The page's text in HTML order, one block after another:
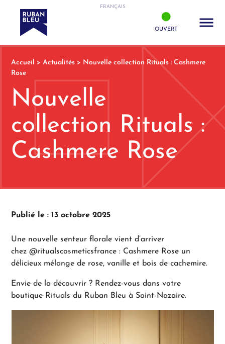
FRANÇAIS
OUVERT
Accueil >Actualités > Nouvelle collection Rituals : Cashmere
Rose
Nouvelle
collection Rituals :
Cashmere Rose
Publié le : 13 octobre 2025
Une nouvelle senteur florale vient d’arriver
chez@ritualscosmeticsfrance : Cashmere Rose un
délicieux mélange de rose, vanille et bois de cachemire.
Envie de la découvrir ? Rendez-vous dans votre
boutique Rituals du Ruban Bleu à Saint-Nazaire.